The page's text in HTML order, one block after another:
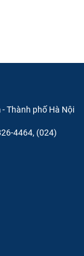
Thành phố Hà Nội
4464, (024)